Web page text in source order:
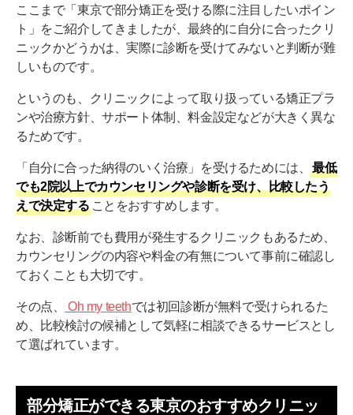
ここまで「東京で部分矯正を受ける際に注目したいポイン
ト」をご紹介してきましたが、最終的に自分に合ったクリ
ニックかどうかは、実際に診断を受けてみないと判断が難
しいものです。
というのも、クリニックによって取り扱っている矯正プラ
ンや治療方針、サポート体制、料金設定などが大きく異な
るためです。
「自分に合った納得のいく治療」を受けるためには、
最低
でも2院以上でカウンセリングや診断を受け、比較したう
えで決定する ことをおすすめします。
なお、診断前でも費用が発生するクリニックもあるため、
カウンセリングの内容や料金の有無について事前に確認し
ておくことも大切です。
その点、 Oh my teethでは初回診断が無料で受けられるた
め、比較検討の候補として気軽に相談できるサービスとし
て選ばれています。
部分矯正ができる東京のおすすめクリニッ